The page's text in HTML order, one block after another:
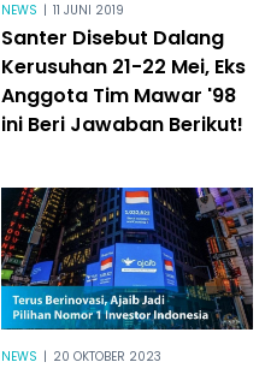
NEWS | 11 JUNI 2019
Santer Disebut Dalang
Kerusuhan 21-22 Mei, Eks
Anggota Tim Mawar '98
ini Beri Jawaban Berikut!
NEWS | 20 OKTOBER 2023